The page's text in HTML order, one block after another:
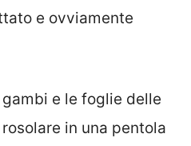
e ovviamente
e le foglie delle
in una pentola